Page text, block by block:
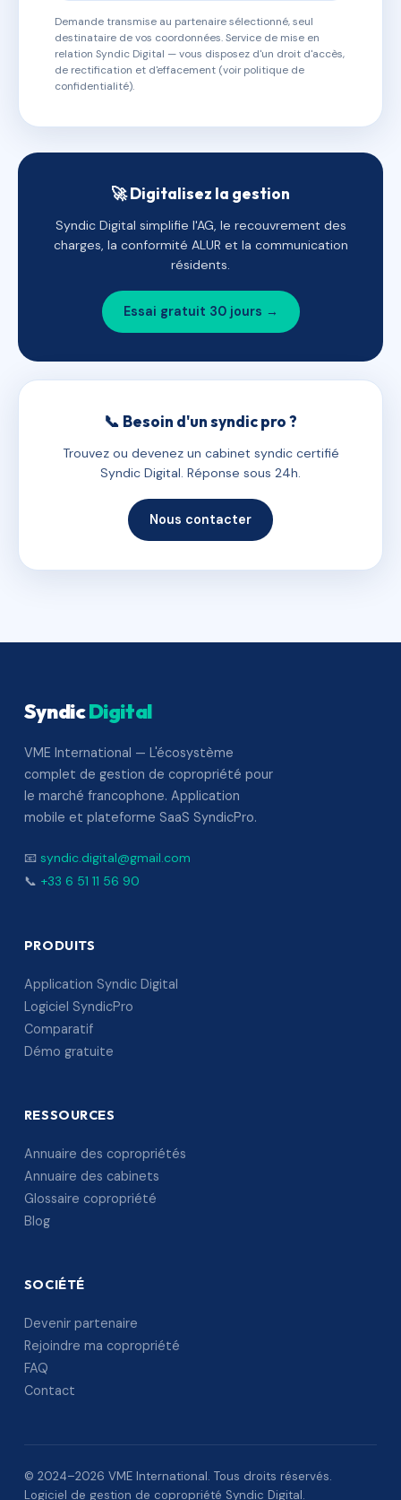
Demande transmise au partenaire sélectionné, seul
destinataire de vos coordonnées. Service de mise en
relation Syndic Digital — vous disposez d'un droit d'accès,
de rectification et d'effacement (voir politique de
confidentialité).
🚀 Digitalisez la gestion
Syndic Digital simplifie l'AG, le recouvrement des
charges, la conformité ALUR et la communication
résidents.
Essai gratuit 30 jours →
📞 Besoin d'un syndic pro ?
Trouvez ou devenez un cabinet syndic certifié
Syndic Digital. Réponse sous 24h.
Nous contacter
SyndicDigital
VME International — L'écosystème
complet de gestion de copropriété pour
le marché francophone. Application
mobile et plateforme SaaS SyndicPro.
📧 syndic.digital@gmail.com
📞 +33 6 51 11 56 90
PRODUITS
Application Syndic Digital
Logiciel SyndicPro
Comparatif
Démo gratuite
RESSOURCES
Annuaire des copropriétés
Annuaire des cabinets
Glossaire copropriété
Blog
SOCIÉTÉ
Devenir partenaire
Rejoindre ma copropriété
FAQ
Contact
© 2024–2026 VME International. Tous droits réservés.
Logiciel de gestion de copropriété Syndic Digital.